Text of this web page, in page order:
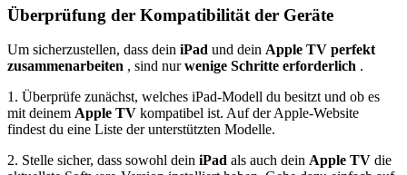
Überprüfung der Kompatibilität der Geräte
Um sicherzustellen, dass dein iPad und dein Apple TV perfekt
zusammenarbeiten , sind nurwenige Schritte erforderlich .
1. Überprüfe zunächst, welches iPad-Modell du besitzt und ob es
mit deinem Apple TV kompatibel ist. Auf der Apple-Website
findest du eine Liste der unterstützten Modelle.
2. Stelle sicher, dass sowohl dein iPad als auch dein Apple TV die